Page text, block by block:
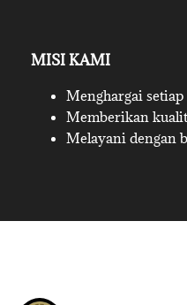
MISI KAMI
Menghargai
Memberikan
Melayani dengan